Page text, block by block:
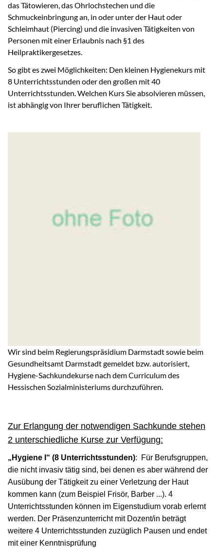
das Tätowieren, das Ohrlochstechen und die
Schmuckeinbringung an, in oder unter der Haut oder
Schleimhaut (Piercing) und die invasiven Tätigkeiten von
Personen mit einer Erlaubnis nach §1 des
Heilpraktikergesetzes.
So gibt es zwei Möglichkeiten: Den kleinen Hygienekurs mit
8 Unterrichtsstunden oder den großen mit 40
Unterrichtsstunden. Welchen Kurs Sie absolvieren müssen,
ist abhängig von Ihrer beruflichen Tätigkeit.
Wir sind beim Regierungspräsidium Darmstadt sowie beim
Gesundheitsamt Darmstadt gemeldet bzw. autorisiert,
Hygiene-Sachkundekurse nach dem Curriculum des
Hessischen Sozialministeriums durchzuführen.
Zur Erlangung der notwendigen Sachkunde stehen
2 unterschiedliche Kurse zur Verfügung:
„Hygiene I“ (8 Unterrichtsstunden): Für Berufsgruppen,
die nicht invasiv tätig sind, bei denen es aber während der
Ausübung der Tätigkeit zu einer Verletzung der Haut
kommen kann (zum Beispiel Frisör, Barber ...). 4
Unterrichtsstunden können im Eigenstudium vorab erlernt
werden. Der Präsenzunterricht mit Dozent/in beträgt
weitere 4 Unterrichtsstunden zuzüglich Pausen und endet
mit einer Kenntnisprüfung